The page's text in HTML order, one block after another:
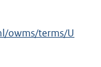
owms/terms/U